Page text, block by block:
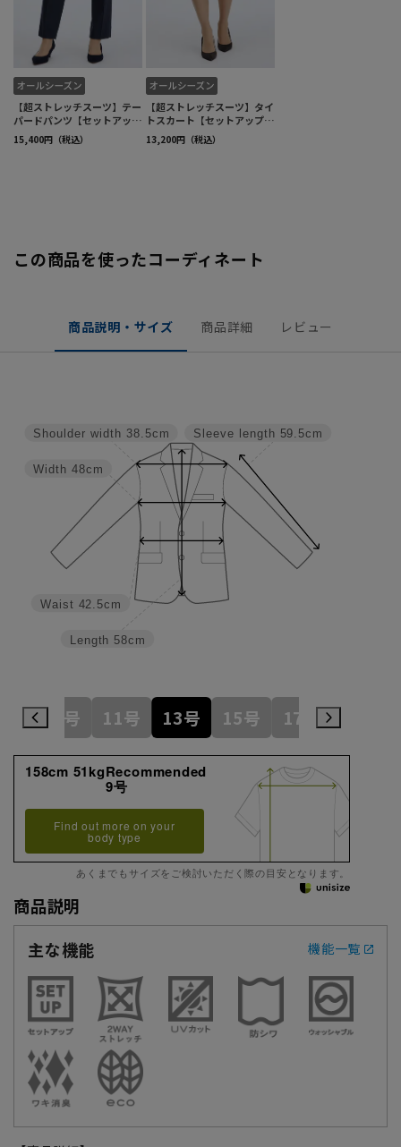
この商品を使ったコーディネート
商品説明・サイズ 商品詳細 レビュー
Sleeve length 59.5cm
Length 58cm
Waist 42.5cm
Width 48cm
Shoulder width 38.5cm
7号 9号 11号 13号 15号 17号
158cm 51kgRecommended
9号
Find out more on your
body type
あくまでもサイズをご検討いただく際の目安となります。
商品説明
主な機能
機能一覧